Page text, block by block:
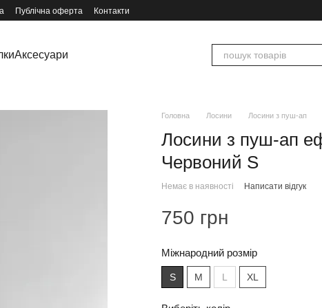
Публічна оферта Контакти
Аксесуари
Головна Лосини Лосини з пуш-ап
Лосини з пуш-ап
Червоний S
Немає в наявності Написати відгук
750 грн
Міжнародний розмір
S M L XL